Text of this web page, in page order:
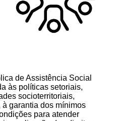
de Assistência Social
às políticas setoriais,
socioterritoriais,
garantia dos mínimos
para atender